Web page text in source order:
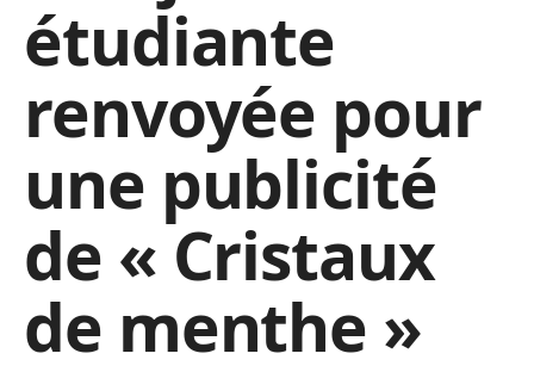
étudiante
renvoyée pour
une publicité
de « Cristaux
de menthe »